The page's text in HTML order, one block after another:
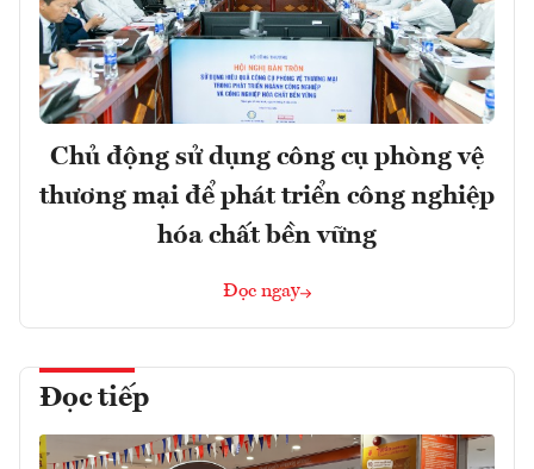
Chủ động sử dụng công cụ phòng vệ
thương mại để phát triển công nghiệp
hóa chất bền vững
Đọc ngay
Đọc tiếp